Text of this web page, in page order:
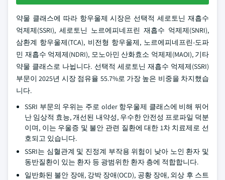
약물 클래스에 따라 항우울제 시장은 선택적 세로토닌 재흡수
억제제(SSRI), 세로토닌 노르에피네프린 재흡수 억제제(SNRI),
삼환계 항우울제(TCA), 비전형 항우울제, 노르에피네프린-도파
민 재흡수 억제제(NDRI), 모노아민 산화효소 억제제(MAOI), 기타
약물 클래스로 나뉩니다. 선택적 세로토닌 재흡수 억제제(SSRI)
부문이 2025년 시장 점유율 55.7%로 가장 높은 비중을 차지했습
니다.
SSRI 부문의 우위는 주로 older 항우울제 클래스에 비해 뛰어
난 임상적 효능, 개선된 내약성, 우수한 안전성 프로파일 덕분
이며, 이는 우울증 및 불안 관련 질환에 대한 1차 치료제로 선
호되고 있습니다.
SSRI는 심혈관계 및 진정계 부작용 위험이 낮아 노인 환자 및
동반질환이 있는 환자 등 광범위한 환자 층에 적합합니다.
일반화된 불안 장애, 강박 장애(OCD), 공황 장애, 외상 후 스트